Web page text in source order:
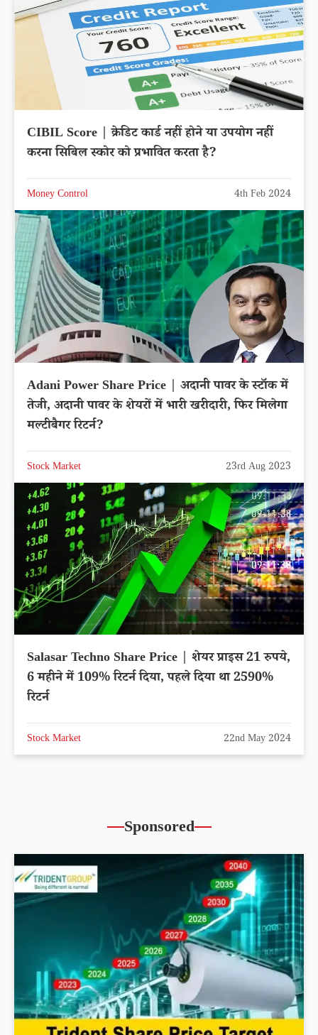
CIBIL Score | क्रेडिट कार्ड नहीं होने या उपयोग नहीं
करना सिबिल स्कोर को प्रभावित करता है?
Money Control 4th Feb 2024
Adani Power Share Price | अदानी पावर के स्टॉक में
तेजी, अदानी पावर के शेयरों में भारी खरीदारी, फिर मिलेगा
मल्टीबैगर रिटर्न?
Stock Market 23rd Aug 2023
Salasar Techno Share Price | शेयर प्राइस 21 रुपये,
6 महीने में 109% रिटर्न दिया, पहले दिया था 2590%
रिटर्न
Stock Market 22nd May 2024
Sponsored